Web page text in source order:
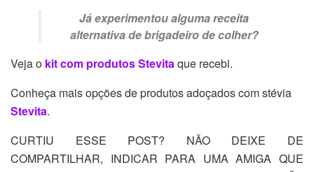
Já experimentou alguma receita
alternativa de brigadeiro de colher?
Veja o kit com produtos Stevitaque recebi.
Conheça mais opções de produtos adoçados com stévia
Stevita.
CURTIU ESSE POST? NÃO DEIXE DE
COMPARTILHAR, INDICAR PARA UMA AMIGA QUE